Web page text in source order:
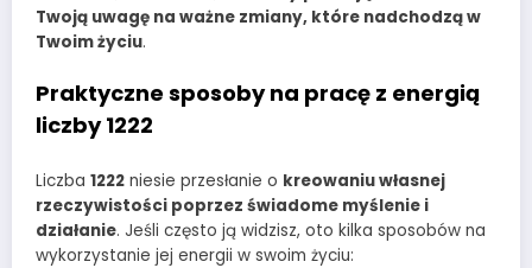
Twoją uwagę na ważne zmiany, które nadchodzą w
Twoim życiu.
Praktyczne sposoby na pracę z energią
liczby 1222
Liczba 1222 niesie przesłanie o kreowaniu własnej
rzeczywistości poprzez świadome myślenie i
działanie. Jeśli często ją widzisz, oto kilka sposobów na
wykorzystanie jej energii w swoim życiu: